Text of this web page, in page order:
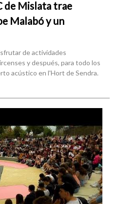
de Mislata trae
Malabó y un
de actividades
y después, para todo los
acústico en l'Hort de Sendra.